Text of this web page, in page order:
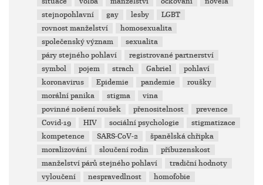
stejnopohlavní
gay lesby
LGBT
rovnost manželství
homosexualita
společenský význam
sexualita
páry stejného pohlaví
registrované partnerství
symbol
pojem strach Gabriel
pohlaví
koronavirus
Epidemie pandemie
roušky
morální panika
stigma
vina
povinné nošení roušek
přenositelnost
prevence
Covid-19
HIV sociální psychologie
stigmatizace
kompetence
SARS-CoV-2
španělská chřipka
moralizování
sloučení rodin
příbuzenskost
manželství párů stejného pohlaví
tradiční hodnoty
vyloučení
nespravedlnost
homofobie